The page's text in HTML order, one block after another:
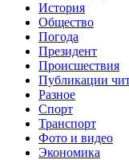
История
Общество
Погода
Президент
Происшествия
Публикации
Разное
Спорт
Транспорт
Фото и видео
Экономика